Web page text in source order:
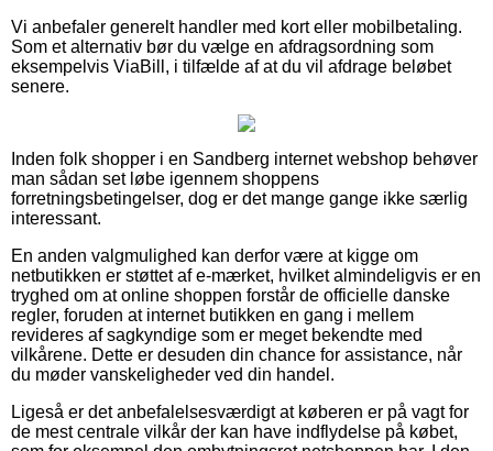
Vi anbefaler generelt handler med kort eller mobilbetaling.
Som et alternativ bør du vælge en afdragsordning som
eksempelvis ViaBill, i tilfælde af at du vil afdrage beløbet
senere.
Inden folk shopper i en Sandberg internet webshop behøver
man sådan set løbe igennem shoppens
forretningsbetingelser, dog er det mange gange ikke særlig
interessant.
En anden valgmulighed kan derfor være at kigge om
netbutikken er støttet af e-mærket, hvilket almindeligvis er en
tryghed om at online shoppen forstår de officielle danske
regler, foruden at internet butikken en gang i mellem
revideres af sagkyndige som er meget bekendte med
vilkårene. Dette er desuden din chance for assistance, når
du møder vanskeligheder ved din handel.
Ligeså er det anbefalelsesværdigt at køberen er på vagt for
de mest centrale vilkår der kan have indflydelse på købet,